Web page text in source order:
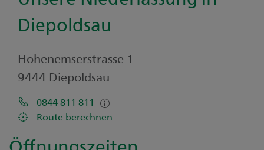
Diepoldsau
Hohenemserstrasse 1
9444 Diepoldsau
0844 811 811
Route berechnen